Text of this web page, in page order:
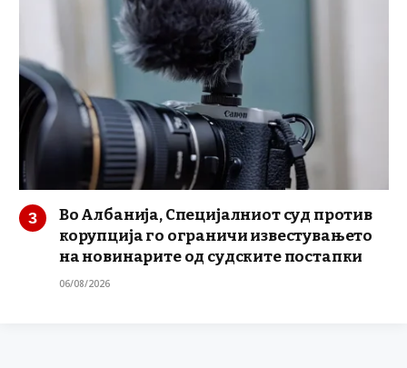
Во Албанија, Специјалниот суд против
корупција го ограничи известувањето
на новинарите од судските постапки
06/08/2026